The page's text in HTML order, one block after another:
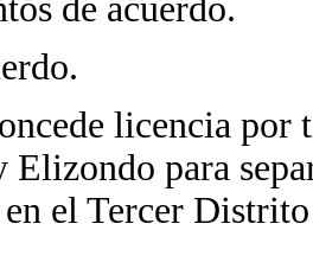
de acuerdo.
licencia
para
el Tercer